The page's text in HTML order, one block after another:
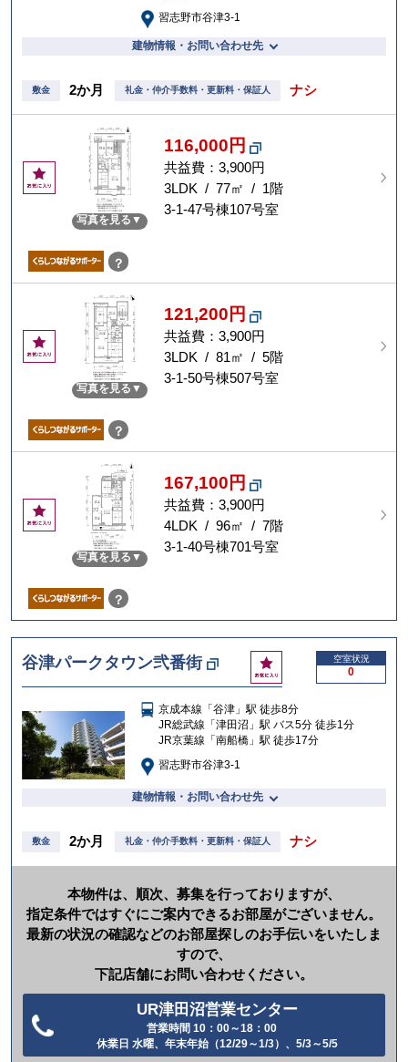
習志野市谷津3-1
建物情報・お問い合わせ先
敷金 2か月 礼金・仲介手数料・更新料・保証人 ナシ
お
気
写真を見る
116,000円
共益費：3,900円
3LDK / 77㎡ / 1階
3-1-47号棟107号室
？
お
気
写真を見る
121,200円
共益費：3,900円
3LDK / 81㎡ / 5階
3-1-50号棟507号室
？
お
気
写真を見る
167,100円
共益費：3,900円
4LDK / 96㎡ / 7階
3-1-40号棟701号室
？
谷津パークタウン弐番街
お
気
入
り
空室状況
0
京成本線「谷津」駅 徒歩8分
JR総武線「津田沼」駅 バス5分 徒歩1分
JR京葉線「南船橋」駅 徒歩17分
習志野市谷津3-1
建物情報・お問い合わせ先
敷金 2か月 礼金・仲介手数料・更新料・保証人 ナシ
本物件は、順次、募集を行っておりますが、
指定条件ではすぐにご案内できるお部屋がございません。
最新の状況の確認などのお部屋探しのお手伝いをいたしま
すので、
下記店舗にお問い合わせください。
UR津田沼営業センター
営業時間 10：00～18：00
休業日 水曜、年末年始（12/29～1/3）、5/3～5/5